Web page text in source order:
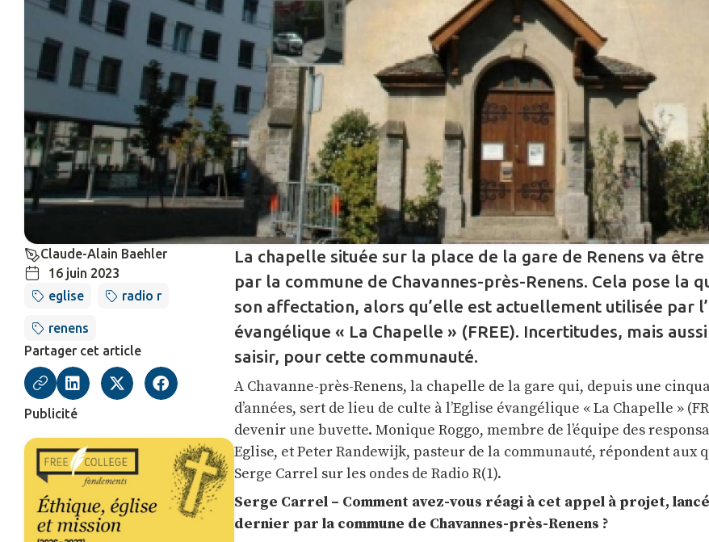
Claude-Alain Baehler
16 juin 2023
eglise
radio r
renens
Partager cet article
Publicité
La chapelle située sur la place de la gare de Renens va
par la commune de Chavannes-près-Renens. Cela pose la
son affectation, alors qu’elle est actuellement utilisée par
évangélique « La Chapelle » (FREE). Incertitudes, mais
saisir, pour cette communauté.
A Chavanne-près-Renens, la chapelle de la gare qui, depuis une
d’années, sert de lieu de culte à l’Eglise évangélique « La Chapelle »
devenir une buvette. Monique Roggo, membre de l’équipe des
Eglise, et Peter Randewijk, pasteur de la communauté, répondent aux
Serge Carrel sur les ondes de Radio R(1).
Serge Carrel – Comment avez-vous réagi à cet appel à projet,
dernier par la commune de Chavannes-près-Renens ?